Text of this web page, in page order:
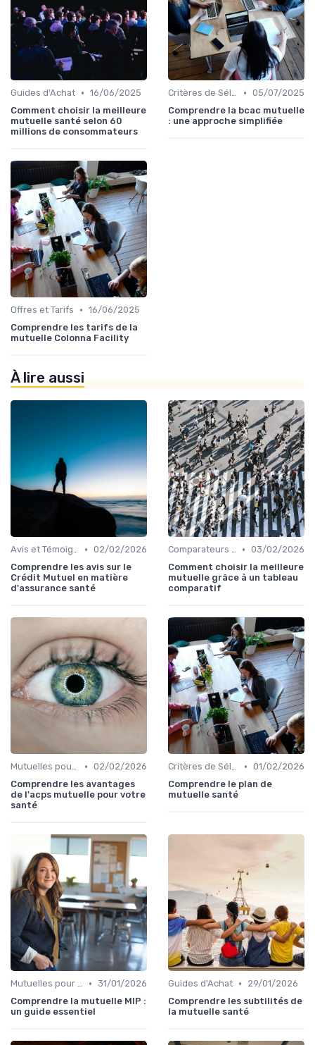
Guides d'Achat • 16/06/2025
Comment choisir la meilleure
mutuelle santé selon 60
millions de consommateurs
Critères de Sélection • 05/07/2025
Comprendre la bcac mutuelle
: une approche simplifiée
Offres et Tarifs • 16/06/2025
Comprendre les tarifs de la
mutuelle Colonna Facility
À lire aussi
Avis et Témoignages Clients • 02/02/2026
Comprendre les avis sur le
Crédit Mutuel en matière
d'assurance santé
Comparateurs de Mutuelles Santé • 03/02/2026
Comment choisir la meilleure
mutuelle grâce à un tableau
comparatif
Mutuelles pour Particuliers • 02/02/2026
Comprendre les avantages
de l'acps mutuelle pour votre
santé
Critères de Sélection • 01/02/2026
Comprendre le plan de
mutuelle santé
Mutuelles pour Particuliers • 31/01/2026
Comprendre la mutuelle MIP :
un guide essentiel
Guides d'Achat •
29/01/2026
Comprendre les subtilités de
la mutuelle santé